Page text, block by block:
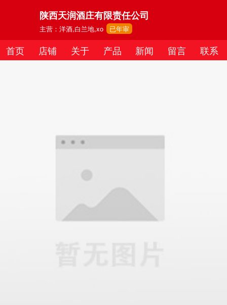
陕西天润酒庄有限责任公司
主营：洋酒,白兰地,xo 已年审
首页 店铺 关于 产品 新闻 留言 联系